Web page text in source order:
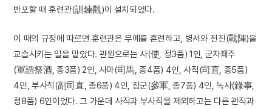
반포할 때 훈련관(訓鍊觀)이 설치되었다.
이 때의 규정에 따르면 훈련관은 무예를 훈련하고, 병서와 전진(戰陣)을
교습시키는 일을 맡았다. 관원으로는 사(使, 정3품) 1인, 군자좨주
(軍諮祭酒, 종3품) 2인, 사마(司馬, 종4품) 4인, 사직(司直, 종5품)
4인, 부사직(副司直, 종6품) 4인, 참군(參軍, 종7품) 4인, 녹사(錄事,
정8품) 6인이었다. 그 가운데 사직과 부사직을 제외하고는 다른 관직과